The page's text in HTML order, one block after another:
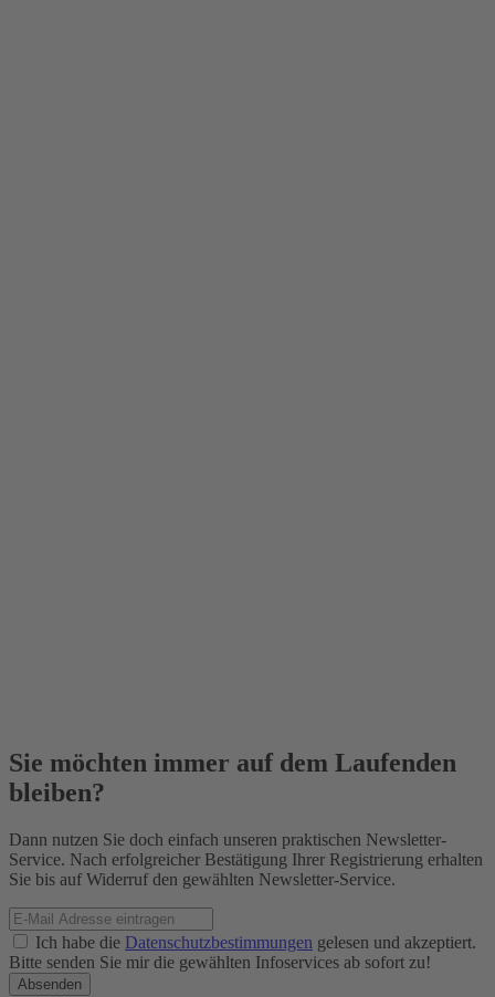
Sie möchten immer auf dem Laufenden
bleiben?
Dann nutzen Sie doch einfach unseren praktischen Newsletter-
Service. Nach erfolgreicher Bestätigung Ihrer Registrierung erhalten
Sie bis auf Widerruf den gewählten Newsletter-Service.
Ich habe die Datenschutzbestimmungen gelesen und akzeptiert.
Bitte senden Sie mir die gewählten Infoservices ab sofort zu!